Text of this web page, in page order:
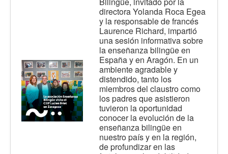
directora Yolanda Roca Egea
y la responsable de francés
Laurence Richard, impartió
una sesión informativa sobre
la enseñanza bilingüe en
España y en Aragón. En un
ambiente agradable y
distendido, tanto los
miembros del claustro como
los padres que asistieron
tuvieron la oportunidad
conocer la evolución de la
enseñanza bilingüe en
nuestro país y en la región,
de profundizar en las